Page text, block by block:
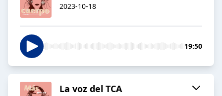
2023-10-18
19:50
La voz del TCA